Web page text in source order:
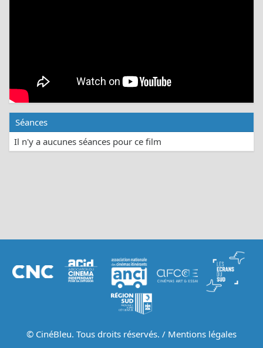
Séances
Il n'y a aucunes séances pour ce film
© CinéBleu. Tous droits réservés. / Mentions légales